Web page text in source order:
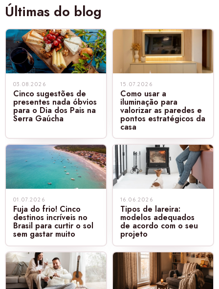
Últimas do blog
03.08.2026
Cinco sugestões de
presentes nada óbvios
para o Dia dos Pais na
Serra Gaúcha
15.07.2026
Como usar a
iluminação para
valorizar as paredes e
pontos estratégicos da
casa
01.07.2026
Fuja do frio! Cinco
destinos incríveis no
Brasil para curtir o sol
sem gastar muito
16.06.2026
Tipos de lareira:
modelos adequados
de acordo com o seu
projeto